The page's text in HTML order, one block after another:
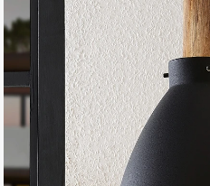
einde
van
de
afbeeldingen-
gallerij